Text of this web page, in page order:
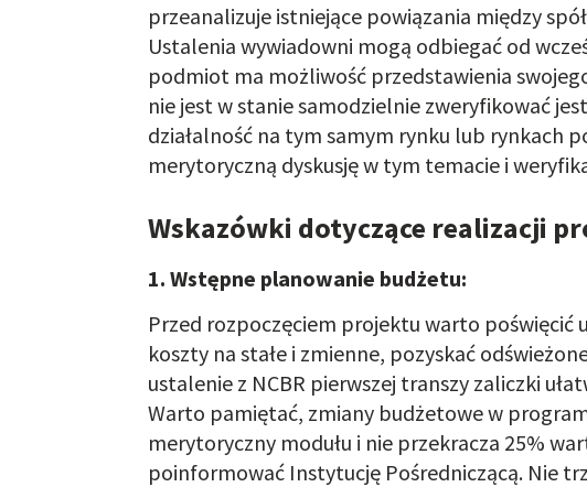
przeanalizuje istniejące powiązania między
Ustalenia wywiadowni mogą odbiegać od
podmiot ma możliwość przedstawienia
nie jest w stanie samodzielnie zweryfikować
działalność na tym samym rynku lub rynkach
merytoryczną dyskusję w tym temacie i
Wskazówki dotyczące realizacji
1. Wstępne planowanie budżetu:
Przed rozpoczęciem projektu warto poświęcić
koszty na stałe i zmienne, pozyskać
ustalenie z NCBR pierwszej transzy zaliczki
Warto pamiętać, zmiany budżetowe w
merytoryczny modułu i nie przekracza 25%
poinformować Instytucję Pośredniczącą. Nie